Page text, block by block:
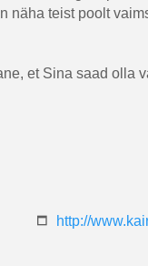
näha teist poolt
et Sina saad olla
http://